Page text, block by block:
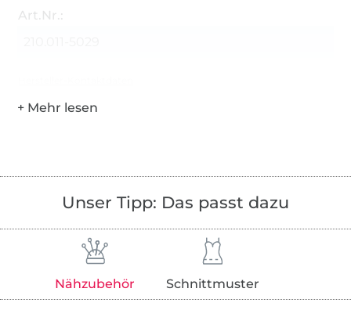
Art.Nr.:
Unser Tipp: Das passt dazu
Nähzubehör Schnittmuster